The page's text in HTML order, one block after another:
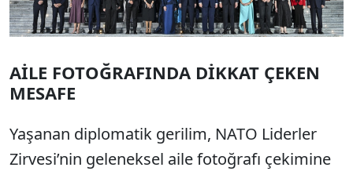
AİLE FOTOĞRAFINDA DİKKAT ÇEKEN
MESAFE
Yaşanan diplomatik gerilim, NATO Liderler
Zirvesi’nin geleneksel aile fotoğrafı çekimine